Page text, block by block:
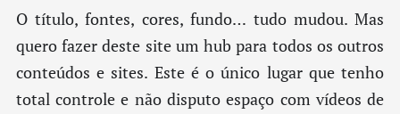
O título, fontes, cores, fundo… tudo mudou. Mas
quero fazer deste site um hub para todos os outros
conteúdos e sites. Este é o único lugar que tenho
total controle e não disputo espaço com vídeos de